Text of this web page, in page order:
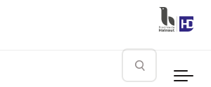
Rechercher